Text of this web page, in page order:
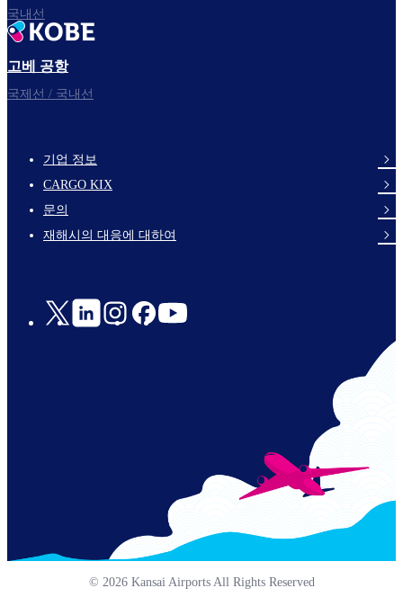
국내선
고베 공항
국제선 / 국내선
footer-
links-
en-
기업 정보
CARGO KIX
문의
재해시의 대응에 대하여
Social
© 2026 Kansai Airports All Rights Reserved